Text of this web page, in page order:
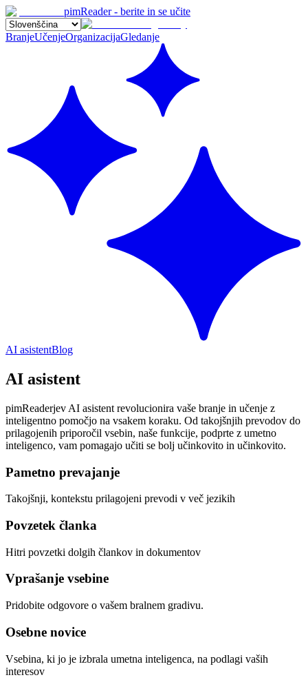
pimReader - berite in se učite
BranjeUčenjeOrganizacijaGledanje
AI asistentBlog
AI asistent
pimReaderjev AI asistent revolucionira vaše branje in učenje z
inteligentno pomočjo na vsakem koraku. Od takojšnjih prevodov do
prilagojenih priporočil vsebin, naše funkcije, podprte z umetno
inteligenco, vam pomagajo učiti se bolj učinkovito in učinkovito.
Pametno prevajanje
Takojšnji, kontekstu prilagojeni prevodi v več jezikih
Povzetek članka
Hitri povzetki dolgih člankov in dokumentov
Vprašanje vsebine
Pridobite odgovore o vašem bralnem gradivu.
Osebne novice
Vsebina, ki jo je izbrala umetna inteligenca, na podlagi vaših
interesov